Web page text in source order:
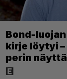
Bond-
kirje löytyi
perin